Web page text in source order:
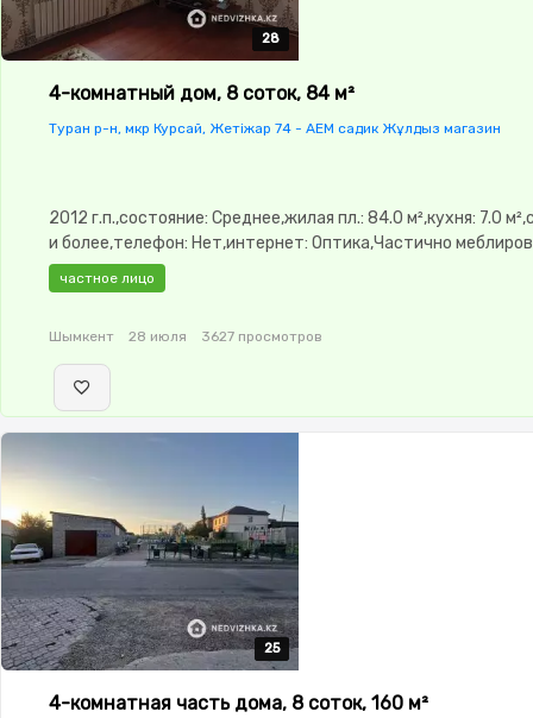
28
28
28
28
28
4-комнатный дом, 8 соток, 84 м²
Туран р-н, мкр Курсай, Жетіжар 74 - АЕМ садик Жұлдыз магазин
2012 г.п.,состояние: Среднее,жилая пл.: 84.0 м²,кухня: 7.0
и более,телефон: Нет,интернет: Оптика,Частично
меблирована,потолки: 3.0,Пластиковые окна,Сад,Детская
частное лицо
Шымкент 28 июля 3627 просмотров
25
25
25
25
25
4-комнатная часть дома, 8 соток, 160 м²